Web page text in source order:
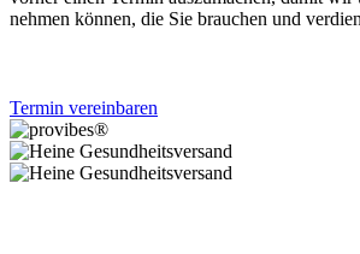
nehmen können, die Sie brauchen und
Termin vereinbaren